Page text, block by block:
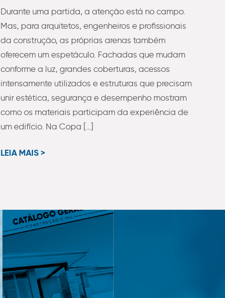
Durante uma partida, a atenção está no campo.
Mas, para arquitetos, engenheiros e profissionais
da construção, as próprias arenas também
oferecem um espetáculo. Fachadas que mudam
conforme a luz, grandes coberturas, acessos
intensamente utilizados e estruturas que precisam
unir estética, segurança e desempenho mostram
como os materiais participam da experiência de
um edifício. Na Copa […]
LEIA MAIS >